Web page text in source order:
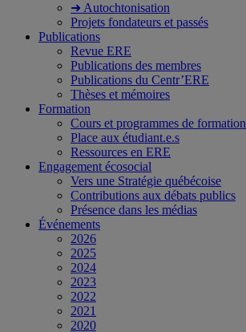
➜ Autochtonisation
Projets fondateurs et passés
Publications
Revue ERE
Publications des membres
Publications du Centr’ERE
Thèses et mémoires
Formation
Cours et programmes de formation
Place aux étudiant.e.s
Ressources en ERE
Engagement écosocial
Vers une Stratégie québécoise
Contributions aux débats publics
Présence dans les médias
Événements
2026
2025
2024
2023
2022
2021
2020